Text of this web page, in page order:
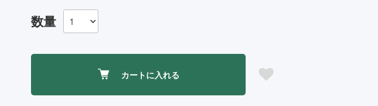
数量
カートに入れる